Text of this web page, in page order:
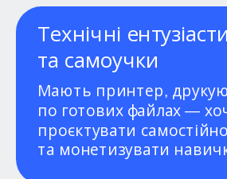
Технічні ентузіасти
та самоучки
Мають принтер,
по готових файлах —
проєктувати самостійно
та монетизувати